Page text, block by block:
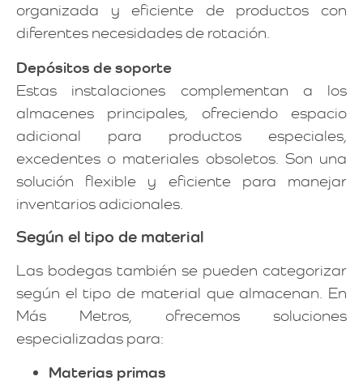
organizada y eficiente de productos con
diferentes necesidades de rotación.
Depósitos de soporte
Estas instalaciones complementan a los
almacenes principales, ofreciendo espacio
adicional para productos especiales,
excedentes o materiales obsoletos. Son una
solución flexible y eficiente para manejar
inventarios adicionales.
Según el tipo de material
Las bodegas también se pueden categorizar
según el tipo de material que almacenan. En
Más Metros, ofrecemos soluciones
especializadas para:
Materias primas